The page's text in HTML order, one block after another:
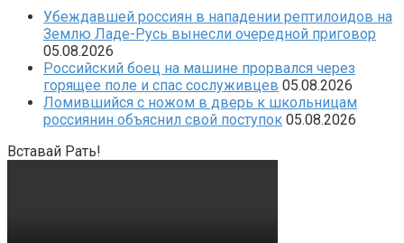
Убеждавшей россиян в нападении рептилоидов на
Землю Ладе-Русь вынесли очередной приговор
05.08.2026
Российский боец на машине прорвался через
горящее поле и спас сослуживцев 05.08.2026
Ломившийся с ножом в дверь к школьницам
россиянин объяснил свой поступок 05.08.2026
Вставай Рать!